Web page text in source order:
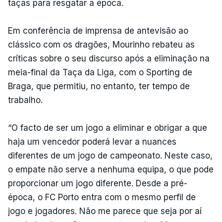
taças para resgatar a época.
Em conferência de imprensa de antevisão ao
clássico com os dragões, Mourinho rebateu as
críticas sobre o seu discurso após a eliminação na
meia-final da Taça da Liga, com o Sporting de
Braga, que permitiu, no entanto, ter tempo de
trabalho.
“O facto de ser um jogo a eliminar e obrigar a que
haja um vencedor poderá levar a nuances
diferentes de um jogo de campeonato. Neste caso,
o empate não serve a nenhuma equipa, o que pode
proporcionar um jogo diferente. Desde a pré-
época, o FC Porto entra com o mesmo perfil de
jogo e jogadores. Não me parece que seja por aí